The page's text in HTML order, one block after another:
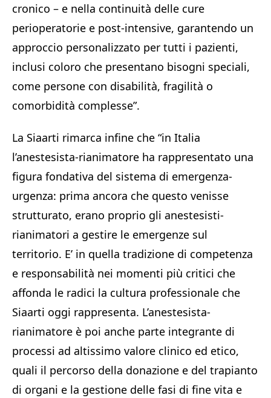
cronico – e nella continuità delle cure
perioperatorie e post-intensive, garantendo un
approccio personalizzato per tutti i pazienti,
inclusi coloro che presentano bisogni speciali,
come persone con disabilità, fragilità o
comorbidità complesse”.
La Siaarti rimarca infine che “in Italia
l’anestesista-rianimatore ha rappresentato una
figura fondativa del sistema di emergenza-
urgenza: prima ancora che questo venisse
strutturato, erano proprio gli anestesisti-
rianimatori a gestire le emergenze sul
territorio. E’ in quella tradizione di competenza
e responsabilità nei momenti più critici che
affonda le radici la cultura professionale che
Siaarti oggi rappresenta. L’anestesista-
rianimatore è poi anche parte integrante di
processi ad altissimo valore clinico ed etico,
quali il percorso della donazione e del trapianto
di organi e la gestione delle fasi di fine vita e